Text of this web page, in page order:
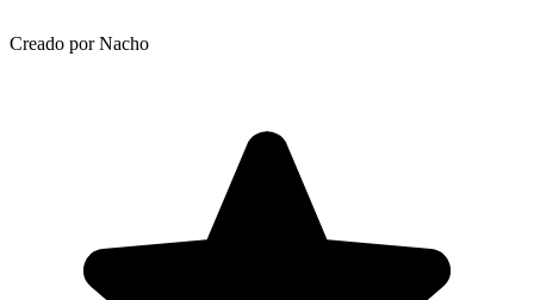
Creado por Nacho